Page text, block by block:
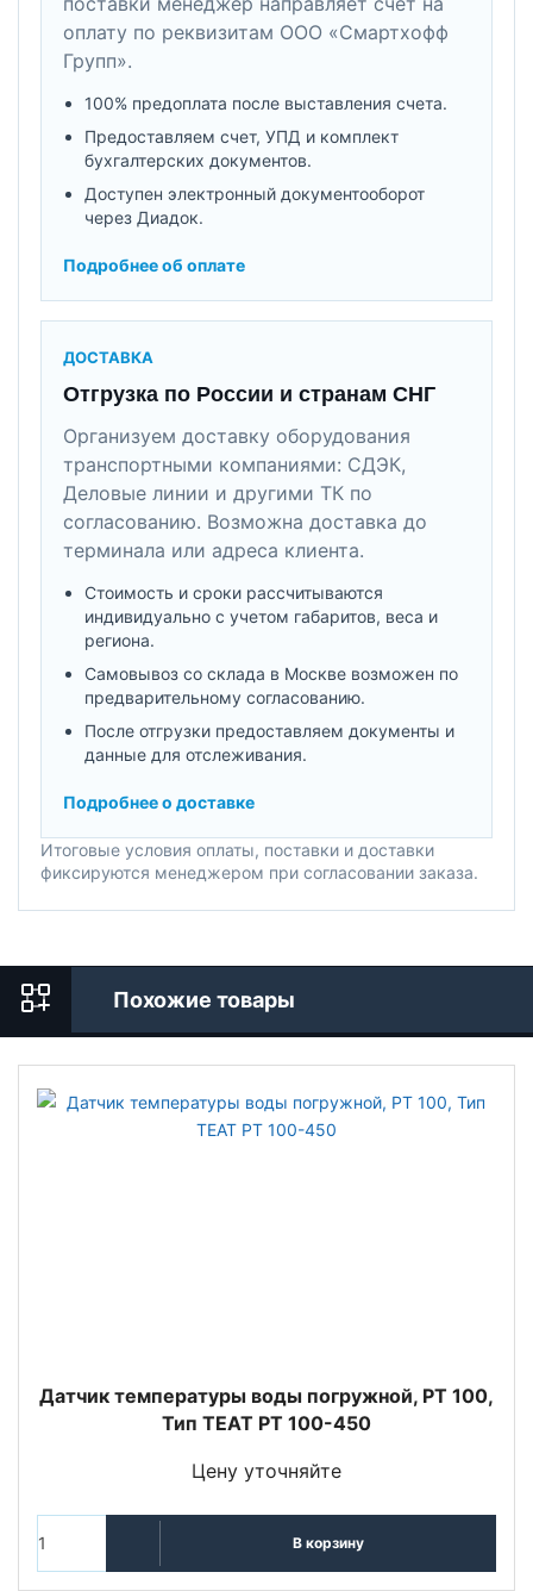
оплату по реквизитам ООО «Смартхофф
Групп».
100% предоплата после выставления счета.
Предоставляем счет, УПД и комплект
бухгалтерских документов.
Доступен электронный документооборот
через Диадок.
Подробнее об оплате
ДОСТАВКА
Отгрузка по России и странам СНГ
Организуем доставку оборудования
транспортными компаниями: СДЭК,
Деловые линии и другими ТК по
согласованию. Возможна доставка до
терминала или адреса клиента.
Стоимость и сроки рассчитываются
индивидуально с учетом габаритов, веса и
региона.
Самовывоз со склада в Москве возможен по
предварительному согласованию.
После отгрузки предоставляем документы и
данные для отслеживания.
Подробнее о доставке
Итоговые условия оплаты, поставки и доставки
фиксируются менеджером при согласовании заказа.
Похожие товары
Датчик температуры воды погружной, PT 100,
Тип TEAT PT 100-450
Цену уточняйте
В корзину